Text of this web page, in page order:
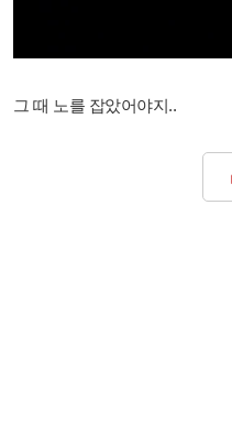
그 때 노를 잡았어야지..